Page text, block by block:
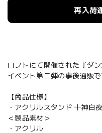
再入荷
ロフトにて開催された『ダ
イベント第二弾の事後通販で
【商品仕様】
・アクリルスタンド 十神白夜
＜製品素材＞
・アクリル